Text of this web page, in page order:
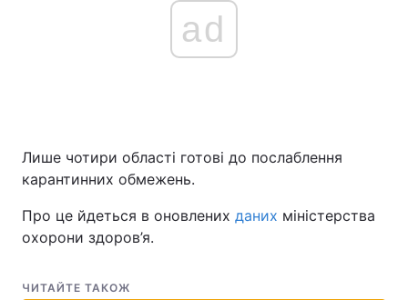
ad
Лише чотири області готові до послаблення
карантинних обмежень.
Про це йдеться в оновлених даних міністерства
охорони здоров’я.
ЧИТАЙТЕ ТАКОЖ